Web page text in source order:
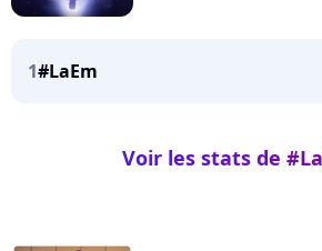
1#LaEm
Voir les stats de